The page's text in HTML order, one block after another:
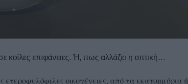
επιφάνειες. Ή, πως αλλάζει η οπτική…
οικογένειες, από τα εκατομμύρια ή